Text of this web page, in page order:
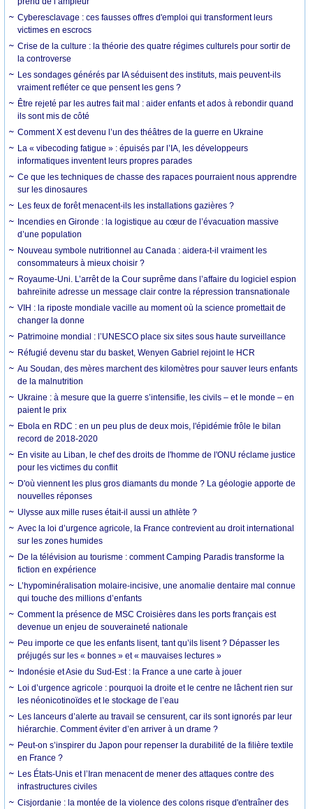
Cyberesclavage : ces fausses offres d'emploi qui transforment leurs
victimes en escrocs
Crise de la culture : la théorie des quatre régimes culturels pour sortir de
la controverse
Les sondages générés par IA séduisent des instituts, mais peuvent-ils
vraiment refléter ce que pensent les gens ?
Être rejeté par les autres fait mal : aider enfants et ados à rebondir quand
ils sont mis de côté
Comment X est devenu l’un des théâtres de la guerre en Ukraine
La « vibecoding fatigue » : épuisés par l’IA, les développeurs
informatiques inventent leurs propres parades
Ce que les techniques de chasse des rapaces pourraient nous apprendre
sur les dinosaures
Les feux de forêt menacent-ils les installations gazières ?
Incendies en Gironde : la logistique au cœur de l’évacuation massive
d’une population
Nouveau symbole nutritionnel au Canada : aidera-t-il vraiment les
consommateurs à mieux choisir ?
Royaume-Uni. L’arrêt de la Cour suprême dans l’affaire du logiciel espion
bahreïnite adresse un message clair contre la répression transnationale
VIH : la riposte mondiale vacille au moment où la science promettait de
changer la donne
Patrimoine mondial : l’UNESCO place six sites sous haute surveillance
Réfugié devenu star du basket, Wenyen Gabriel rejoint le HCR
Au Soudan, des mères marchent des kilomètres pour sauver leurs enfants
de la malnutrition
Ukraine : à mesure que la guerre s’intensifie, les civils – et le monde – en
paient le prix
Ebola en RDC : en un peu plus de deux mois, l'épidémie frôle le bilan
record de 2018-2020
En visite au Liban, le chef des droits de l'homme de l'ONU réclame justice
pour les victimes du conflit
D'où viennent les plus gros diamants du monde ? La géologie apporte de
nouvelles réponses
Ulysse aux mille ruses était-il aussi un athlète ?
Avec la loi d’urgence agricole, la France contrevient au droit international
sur les zones humides
De la télévision au tourisme : comment Camping Paradis transforme la
fiction en expérience
L’hypominéralisation molaire-incisive, une anomalie dentaire mal connue
qui touche des millions d’enfants
Comment la présence de MSC Croisières dans les ports français est
devenue un enjeu de souveraineté nationale
Peu importe ce que les enfants lisent, tant qu’ils lisent ? Dépasser les
préjugés sur les « bonnes » et « mauvaises lectures »
Indonésie et Asie du Sud-Est : la France a une carte à jouer
Loi d’urgence agricole : pourquoi la droite et le centre ne lâchent rien sur
les néonicotinoïdes et le stockage de l’eau
Les lanceurs d’alerte au travail se censurent, car ils sont ignorés par leur
hiérarchie. Comment éviter d’en arriver à un drame ?
Peut-on s’inspirer du Japon pour repenser la durabilité de la filière textile
en France ?
Les États-Unis et l’Iran menacent de mener des attaques contre des
infrastructures civiles
Cisjordanie : la montée de la violence des colons risque d'entraîner des